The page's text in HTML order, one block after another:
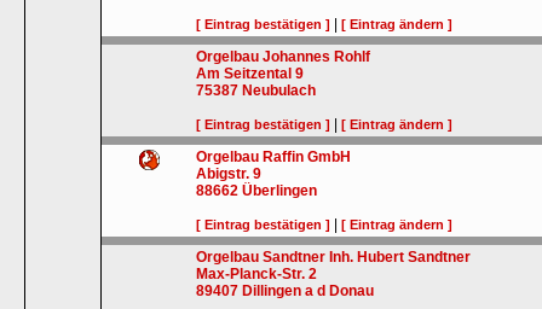
[ Eintrag bestätigen ] |[ Eintrag ändern ]
Orgelbau Johannes Rohlf
Am Seitzental 9
75387 Neubulach
[ Eintrag bestätigen ] |[ Eintrag ändern ]
Orgelbau Raffin GmbH
Abigstr. 9
88662 Überlingen
[ Eintrag bestätigen ] |[ Eintrag ändern ]
Orgelbau Sandtner Inh. Hubert Sandtner
Max-Planck-Str. 2
89407 Dillingen a d Donau